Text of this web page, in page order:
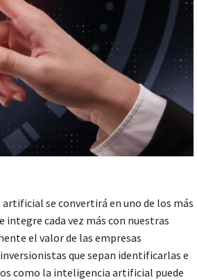
se convertirá en uno de los más
integre cada vez más con nuestras
el valor de las empresas
que sepan identificarlas e
como la inteligencia artificial puede